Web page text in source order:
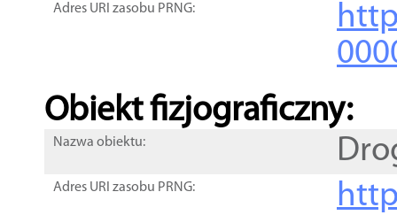
Adres URI zasobu PRNG:
Obiekt fizjograficzny:
Nazwa obiektu:
Adres URI zasobu PRNG: